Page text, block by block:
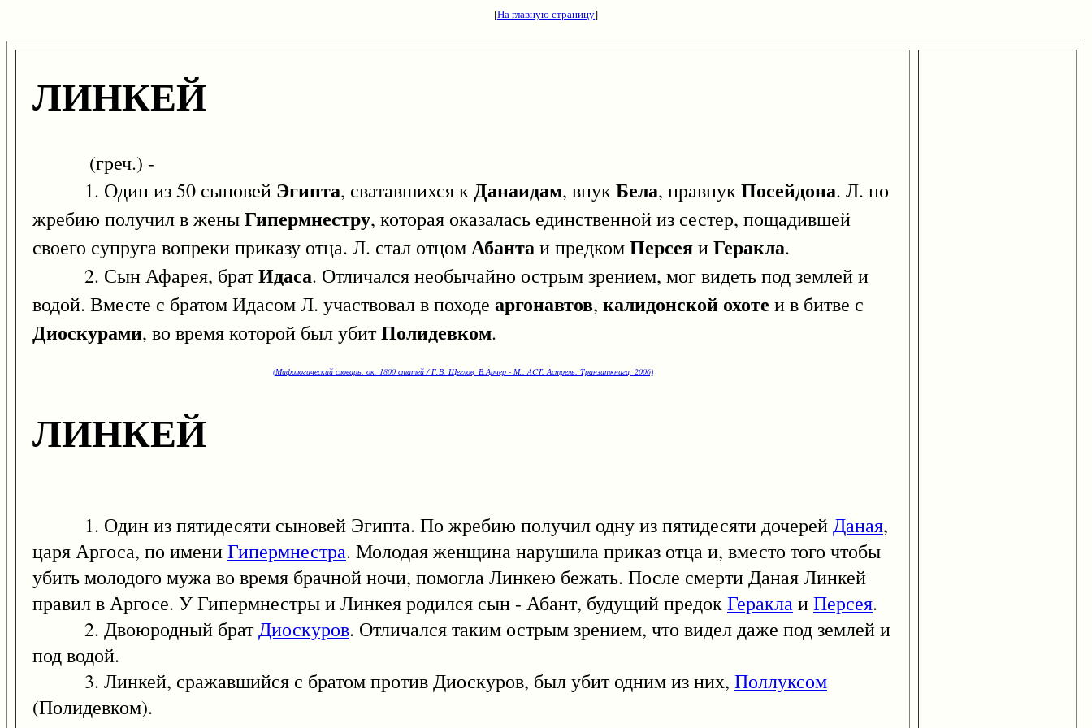
[На главную страницу]
ЛИНКЕЙ
(греч.) -
1. Один из 50 сыновей Эгипта, сватавшихся кДанаидам, внукБела, правнукПосейдона. Л. по
жребию получил в женыГипермнестру, которая оказалась единственной из сестер, пощадившей
своего супруга вопреки приказу отца. Л. стал отцомАбантаи предкомПерсеяиГеракла.
2. Сын Афарея, братИдаса. Отличался необычайно острым зрением, мог видеть под землей и
водой. Вместе с братом Идасом Л. участвовал в походе аргонавтов, калидонской охоте и в битве с
Диоскурами, во время которой был убитПолидевком.
(Мифологический словарь: ок. 1800 статей / Г.В. Щеглов, В.Арчер - М.: ACT: Астрель: Транзиткнига, 2006)
ЛИНКЕЙ
1. Один из пятидесяти сыновей Эгипта. По жребию получил одну из пятидесяти дочерейДаная,
царя Аргоса, по имениГипермнестра. Молодая женщина нарушила приказ отца и, вместо того чтобы
убить молодого мужа во время брачной ночи, помогла Линкею бежать. После смерти Даная Линкей
правил в Аргосе. У Гипермнестры и Линкея родился сын - Абант, будущий предокГераклаиПерсея.
2. Двоюродный братДиоскуров. Отличался таким острым зрением, что видел даже под землей и
под водой.
3. Линкей, сражавшийся с братом против Диоскуров, был убит одним из них, Поллуксом
(Полидевком).